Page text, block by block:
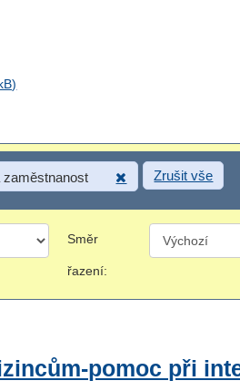
zaměstnanost Zrušit vše
Směr
řazení:
pomoc při